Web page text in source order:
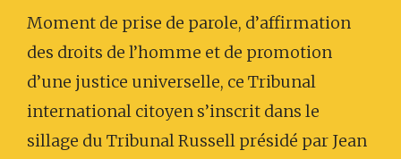
Moment de prise de parole, d’affirmation
des droits de l’homme et de promotion
d’une justice universelle, ce Tribunal
international citoyen s’inscrit dans le
sillage du Tribunal Russell présidé par Jean